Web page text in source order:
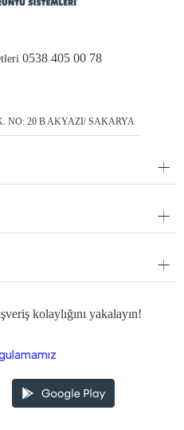
0538 405 00 78
NO: 20 B AKYAZI/ SAKARYA
kolaylığını yakalayın!